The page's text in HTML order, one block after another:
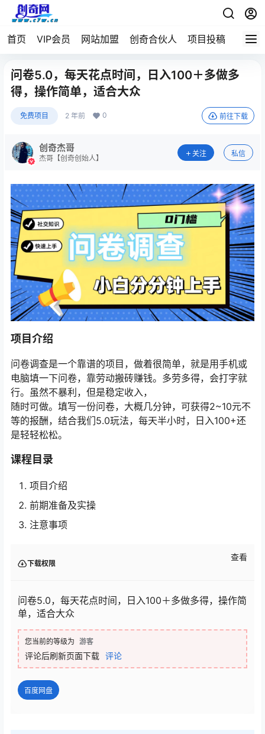
首页 VIP会员 网站加盟 创奇合伙人 项目投稿
问卷5.0，每天花点时间，日入100＋多做多
得，操作简单，适合大众
免费项目 2 年前 0 前往下载
创奇杰哥
杰哥【创奇创始人】
关注 私信
项目介绍
问卷调查是一个靠谱的项目，做着很简单，就是用手机或
电脑填一下问卷，靠劳动搬砖赚钱。多劳多得，会打字就
行。虽然不暴利，但是稳定收入，
随时可做。填写一份问卷，大概几分钟，可获得2~10元不
等的报酬，结合我们5.0玩法，每天半小时，日入100+还
是轻轻松松。
课程目录
项目介绍
前期准备及实操
注意事项
下载权限
查看
问卷5.0，每天花点时间，日入100＋多做多得，操作简
单，适合大众
您当前的等级为 游客
评论后刷新页面下载 评论
百度网盘